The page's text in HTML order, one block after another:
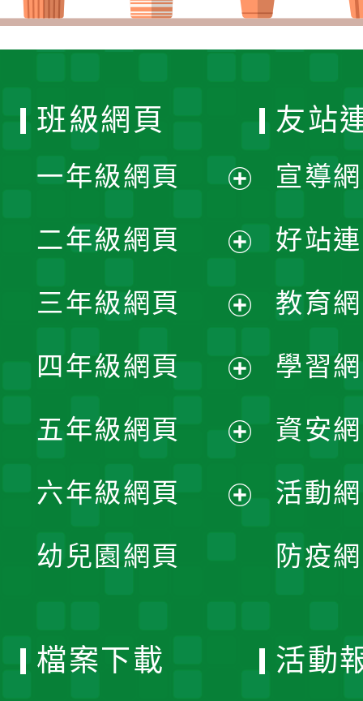
班級網頁
一年級網頁
開
選
單
二年級網頁
開
選
單
三年級網頁
開
選
單
四年級網頁
開
選
五年級網頁
開
六年級網頁
幼兒園網頁
友站
宣導
好站
教育
學習
資安
活動
防疫
檔案下載 活動